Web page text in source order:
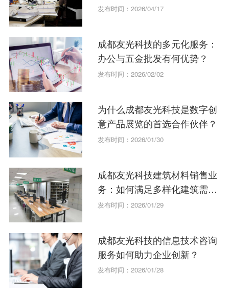
发布时间：2026/04/17
成都友光科技的多元化服务：
办公与五金批发有何优势？
发布时间：2026/02/02
为什么成都友光科技是数字创
意产品展览的首选合作伙伴？
发布时间：2026/01/30
成都友光科技建筑材料销售业
务：如何满足多样化建筑需
求？
发布时间：2026/01/29
成都友光科技的信息技术咨询
服务如何助力企业创新？
发布时间：2026/01/28